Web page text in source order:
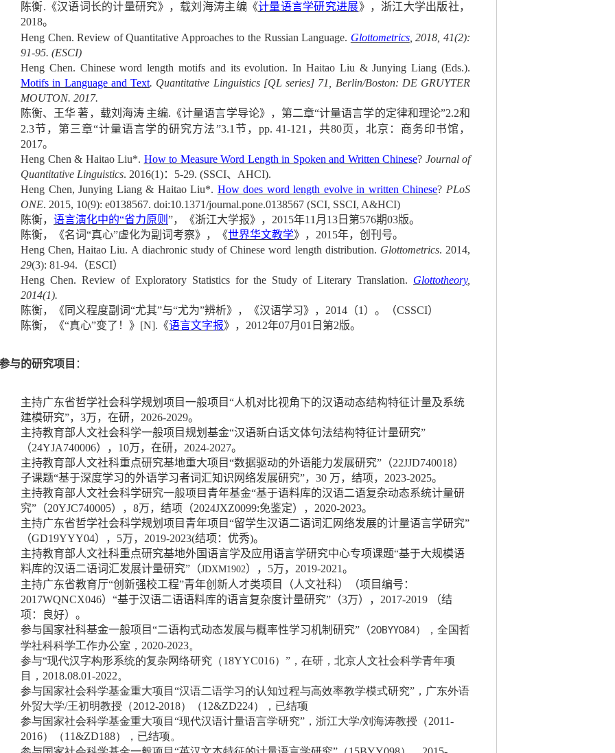
陈衡. 《汉语词长的计量研究》，载刘海涛主编《计量语言学研究进展》，浙江大学出版社，
2018。
Heng Chen. Review of Quantitative Approaches to the Russian Language. Glottometrics, 2018, 41(2):
91-95. (ESCI)
Heng Chen. Chinese word length motifs and its evolution. In Haitao Liu & Junying Liang (Eds.).
Motifs in Language and Text. Quantitative Linguistics [QL series] 71, Berlin/Boston: DE GRUYTER
MOUTON. 2017.
陈衡、王华 著，载刘海涛 主编. 《计量语言学导论》，第二章“计量语言学的定律和理论”2.2和
2.3节，第三章“计量语言学的研究方法”3.1 节， pp. 41-121 ，共80页，北京：商务印书馆，
2017。
Heng Chen & Haitao Liu*. How to Measure Word Length in Spoken and Written Chinese? Journal of
Quantitative Linguistics. 2016(1)： 5-29. (SSCI、 AHCI).
Heng Chen, Junying Liang & Haitao Liu*. How does word length evolve in written Chinese? PLoS
ONE. 2015, 10(9): e0138567. doi:10.1371/journal.pone.0138567 (SCI, SSCI, A&HCI)
陈衡， 语言演化中的“省力原则 ”，《浙江大学报》， 2015年11 月 13 日第576期03版。
陈衡，《名词“真心”虚化为副词考察》，《世界华文教学》， 2015年，创刊号。
Heng Chen, Haitao Liu. A diachronic study of Chinese word length distribution. Glottometrics. 2014,
29(3): 81-94. （ESCI）
Heng Chen. Review of Exploratory Statistics for the Study of Literary Translation. Glottotheory,
2014(1).
陈衡，《 同义程度副词“尤其”与“尤为”辨析》，《汉语学习》， 2014 （1 ）。（CSSCI）
陈衡，《“真心”变了！》 [N]. 《语言文字报》， 2012年07月 01 日第2版。
与的研究项目 ：
主持广东省哲学社会科学规划项目一般项目“人机对比视角下的汉语动态结构特征计量及系统
建模研究”，3万，在研，2026-2029。
主持教育部人文社会科学一般项目规划基金“汉语新白话文体句法结构特征计量研究”
（24YJA740006）
，10万，在研，2024-2027。
主持教育部人文社科重点研究基地重大项目“数据驱动的外语能力发展研究”（22JJD740018）
子课题“基于深度学习的外语学习者词汇知识网络发展研究”，30 万，结项，2023-2025。
主持教育部人文社会科学研究一般项目青年基金“基于语料库的汉语二语复杂动态系统计量研
究”（20YJC740005），8万，结项（2024JXZ0099:免鉴定），2020-2023。
主持广东省哲学社会科学规划项目青年项目“留学生汉语二语词汇网络发展的计量语言学研究”
（GD19YYY04），5万，2019-2023(结项：优秀)。
主持教育部人文社科重点研究基地外国语言学及应用语言学研究中心专项课题“基于大规模语
料库的汉语二语词汇发展计量研究”（JDXM1902），5万，2019-2021。
主持广东省教育厅“创新强校工程”青年创新人才类项目（人文社科）（项目编号：
2017WQNCX046）“基于汉语二语语料库的语言复杂度计量研究”（3万），2017-2019 （结
项：良好）。
参与国家社科基金一般项目“二语构式动态发展与概率性学习机制研究”（20BYY084），全国哲
学社科科学工作办公室，2020-2023。
参与“现代汉字构形系统的复杂网络研究（18YYC016） ” ，在研，北京人文社会科学青年项
目， 2018.08.01-2022。
参与国家社会科学基金重大项目 “汉语二语学习的认知过程与高效率教学模式研究” ，广东外语
外贸大学/王初明教授（2012-2018）（12&ZD224），已结项
参与国家社会科学基金重大项目 “现代汉语计量语言学研究” ，浙江大学/刘海涛教授（2011-
2016）（11&ZD188），已结项。